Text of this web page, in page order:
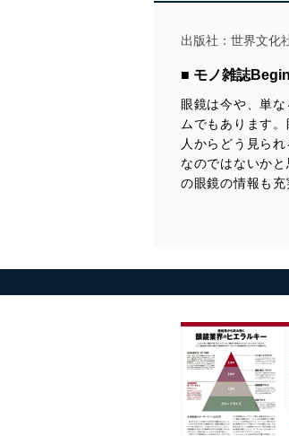
出版社： 世界文化
■ モノ雑誌
眼鏡は今や、単
ムでもあります
人からどう見ら
なのではないか
の眼鏡の情報も充